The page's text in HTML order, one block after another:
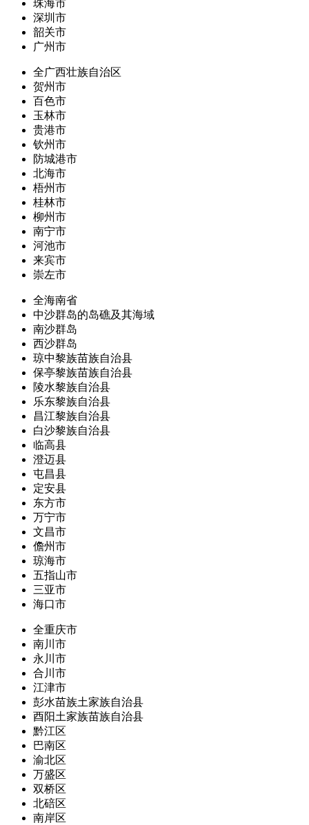
珠海市
深圳市
韶关市
广州市
全广西壮族自治区
贺州市
百色市
玉林市
贵港市
钦州市
防城港市
北海市
梧州市
桂林市
柳州市
南宁市
河池市
来宾市
崇左市
全海南省
中沙群岛的岛礁及其海域
南沙群岛
西沙群岛
琼中黎族苗族自治县
保亭黎族苗族自治县
陵水黎族自治县
乐东黎族自治县
昌江黎族自治县
白沙黎族自治县
临高县
澄迈县
屯昌县
定安县
东方市
万宁市
文昌市
儋州市
琼海市
五指山市
三亚市
海口市
全重庆市
南川市
永川市
合川市
江津市
彭水苗族土家族自治县
酉阳土家族苗族自治县
黔江区
巴南区
渝北区
万盛区
双桥区
北碚区
南岸区